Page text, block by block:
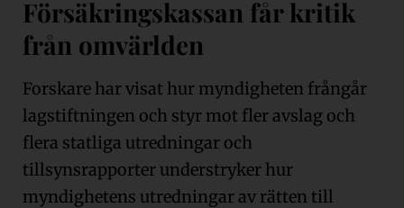
Försäkringskassan får kritik
från omvärlden
Forskare har visat hur myndigheten frångår
lagstiftningen och styr mot fler avslag och
flera statliga utredningar och
tillsynsrapporter understryker hur
myndighetens utredningar av rätten till